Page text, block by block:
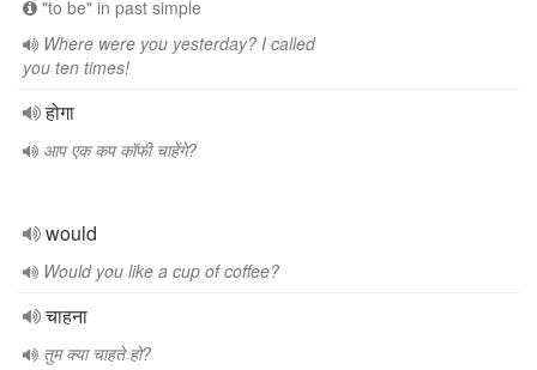
"to be" in past simple
Where were you yesterday? I called
you ten times!
होगा
आप एक कप कॉफी चाहेंगे?
would
Would you like a cup of coffee?
चाहना
तुम क्या चाहते हो?